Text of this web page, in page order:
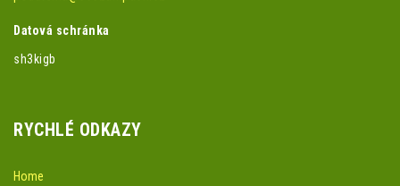
Datová schránka
sh3kigb
RYCHLÉ ODKAZY
Home